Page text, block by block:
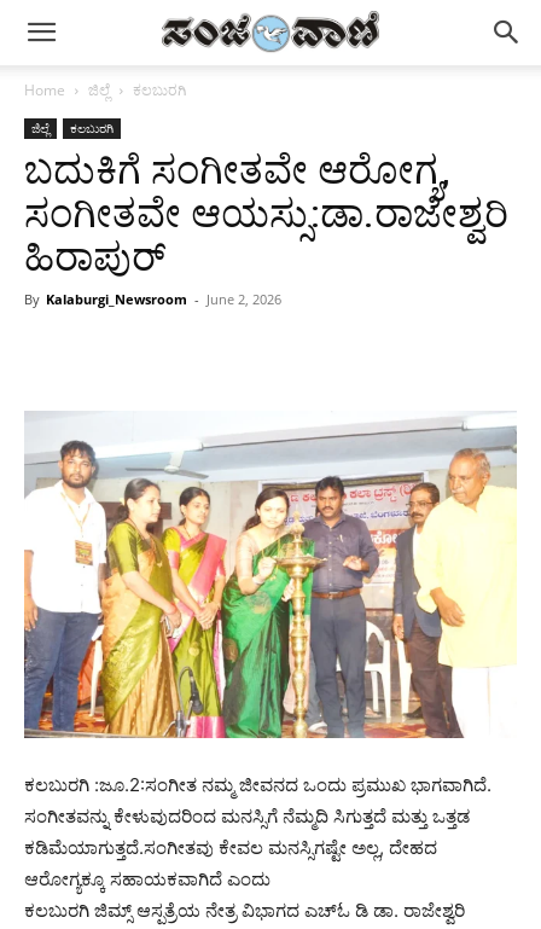
Home ಜಿಲ್ಲೆ ಕಲಬುರಗಿ
ಜಿಲ್ಲೆ ಕಲಬುರಗಿ
ಬದುಕಿಗೆ ಸಂಗೀತವೇ ಆರೋಗ್ಯ,
ಸಂಗೀತವೇ ಆಯಸ್ಸು:ಡಾ.ರಾಜೇಶ್ವರಿ
ಹಿರಾಪುರ್
By Kalaburgi_Newsroom - June 2, 2026
ಕಲಬುರಗಿ :ಜೂ.2:ಸಂಗೀತ ನಮ್ಮ ಜೀವನದ ಒಂದು ಪ್ರಮುಖ ಭಾಗವಾಗಿದೆ.
ಸಂಗೀತವನ್ನು ಕೇಳುವುದರಿಂದ ಮನಸ್ಸಿಗೆ ನೆಮ್ಮದಿ ಸಿಗುತ್ತದೆ ಮತ್ತು ಒತ್ತಡ
ಕಡಿಮೆಯಾಗುತ್ತದೆ.ಸಂಗೀತವು ಕೇವಲ ಮನಸ್ಸಿಗಷ್ಟೇ ಅಲ್ಲ, ದೇಹದ
ಆರೋಗ್ಯಕ್ಕೂ ಸಹಾಯಕವಾಗಿದೆ ಎಂದು
ಕಲಬುರಗಿ ಜಿಮ್ಸ್ ಆಸ್ಪತ್ರೆಯ ನೇತ್ರ ವಿಭಾಗದ ಎಚ್‍ಓ ಡಿ ಡಾ. ರಾಜೇಶ್ವರಿ